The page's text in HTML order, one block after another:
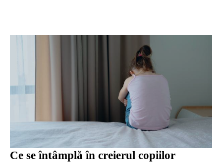
Ce se întâmplă în creierul copiilor